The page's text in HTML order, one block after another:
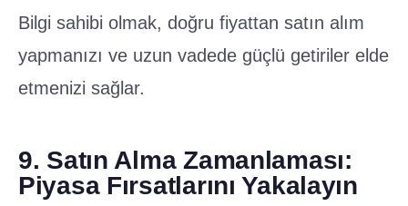
Bilgi sahibi olmak, doğru fiyattan satın alım
yapmanızı ve uzun vadede güçlü getiriler elde
etmenizi sağlar.
9. Satın Alma Zamanlaması:
Piyasa Fırsatlarını Yakalayın